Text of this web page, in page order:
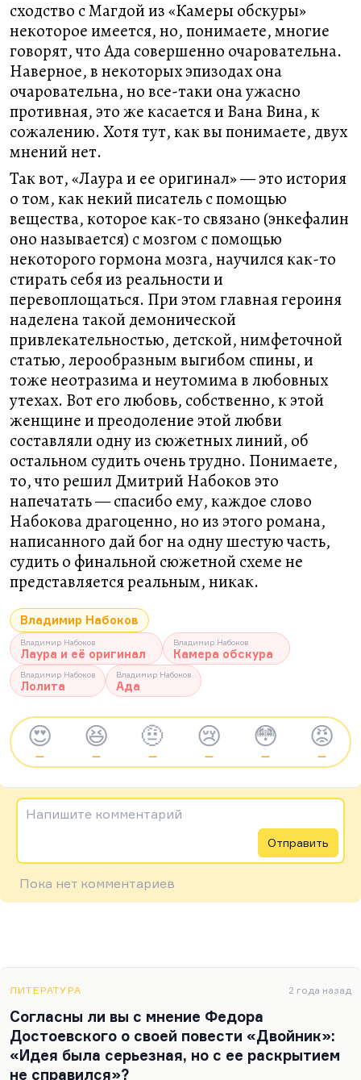
сходство с Магдой из «Камеры обскуры»
некоторое имеется, но, понимаете, многие
говорят, что Ада совершенно очаровательна.
Наверное, в некоторых эпизодах она
очаровательна, но все-таки она ужасно
противная, это же касается и Вана Вина, к
сожалению. Хотя тут, как вы понимаете, двух
мнений нет.
Так вот, «Лаура и ее оригинал» — это история
о том, как некий писатель с помощью
вещества, которое как-то связано (энкефалин
оно называется) с мозгом с помощью
некоторого гормона мозга, научился как-то
стирать себя из реальности и
перевоплощаться. При этом главная героиня
наделена такой демонической
привлекательностью, детской, нимфеточной
статью, лерообразным выгибом спины, и
тоже неотразима и неутомима в любовных
утехах. Вот его любовь, собственно, к этой
женщине и преодоление этой любви
составляли одну из сюжетных линий, об
остальном судить очень трудно. Понимаете,
то, что решил Дмитрий Набоков это
напечатать — спасибо ему, каждое слово
Набокова драгоценно, но из этого романа,
написанного дай бог на одну шестую часть,
судить о финальной сюжетной схеме не
представляется реальным, никак.
Владимир Набоков
Владимир Набоков
Лаура и её оригинал
Владимир Набоков
Камера обскура
Владимир Набоков
Лолита
Владимир Набоков
Ада
😍
—
😆
—
🤨
—
😢
—
😳
—
😡
—
Напишите комментарий
Отправить
Пока нет комментариев
ЛИТЕРАТУРА 2 года назад
Согласны ли вы с мнение Федора
Достоевского о своей повести «Двойник»:
«Идея была серьезная, но с ее раскрытием
не справился»?